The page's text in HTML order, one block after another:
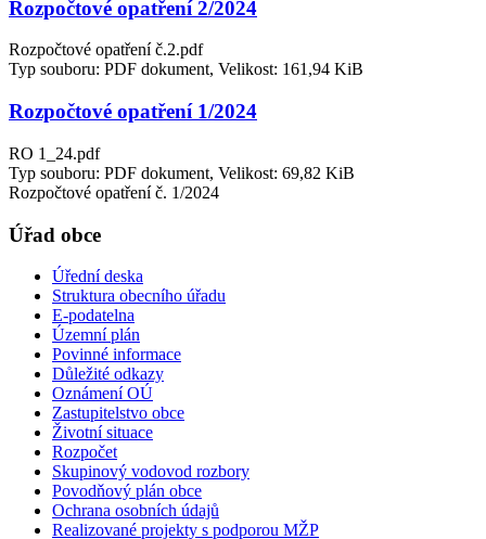
Rozpočtové opatření 2/2024
Rozpočtové opatření č.2.pdf
Typ souboru: PDF dokument, Velikost: 161,94 KiB
Rozpočtové opatření 1/2024
RO 1_24.pdf
Typ souboru: PDF dokument, Velikost: 69,82 KiB
Rozpočtové opatření č. 1/2024
Úřad obce
Úřední deska
Struktura obecního úřadu
E-podatelna
Územní plán
Povinné informace
Důležité odkazy
Oznámení OÚ
Zastupitelstvo obce
Životní situace
Rozpočet
Skupinový vodovod rozbory
Povodňový plán obce
Ochrana osobních údajů
Realizované projekty s podporou MŽP